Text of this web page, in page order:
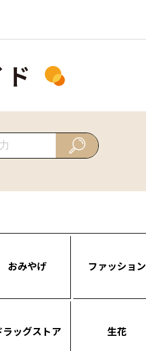
おみやげ ファッション
ラッグストア 生花